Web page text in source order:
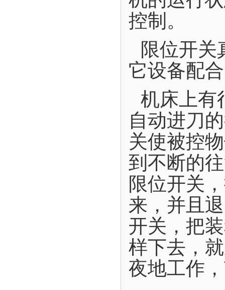
控制。
限位开关
它设备配
机床上有
自动进刀
关使被控
到不断的
限位开关
来，并且
开关，把
样下去，
夜地工作